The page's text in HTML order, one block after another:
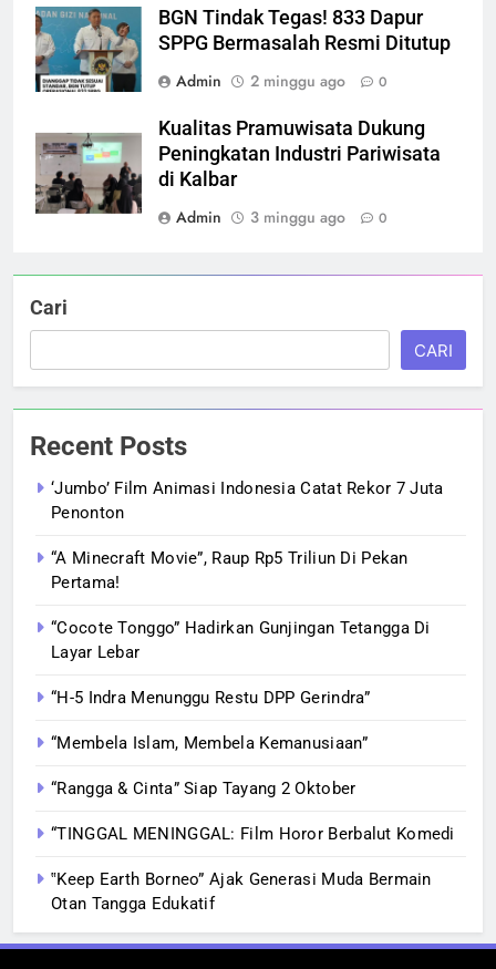
BGN Tindak Tegas! 833 Dapur
SPPG Bermasalah Resmi Ditutup
Admin
2 minggu ago 0
Kualitas Pramuwisata Dukung
Peningkatan Industri Pariwisata
di Kalbar
Admin
3 minggu ago 0
Cari
CARI
Recent Posts
‘Jumbo’ Film Animasi Indonesia Catat Rekor 7 Juta
Penonton
“A Minecraft Movie”, Raup Rp5 Triliun Di Pekan
Pertama!
“Cocote Tonggo” Hadirkan Gunjingan Tetangga Di
Layar Lebar
“H-5 Indra Menunggu Restu DPP Gerindra”
“Membela Islam, Membela Kemanusiaan”
“Rangga & Cinta” Siap Tayang 2 Oktober
“TINGGAL MENINGGAL: Film Horor Berbalut Komedi
‟Keep Earth Borneo” Ajak Generasi Muda Bermain
Otan Tangga Edukatif